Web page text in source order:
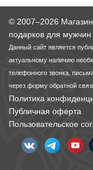
© 2007–2026
подарков для мужчин
Данный сайт является
актуальному наличию
телефонного звонка,
через форму обратной
Политика
Публичная оферта
Пользовательское